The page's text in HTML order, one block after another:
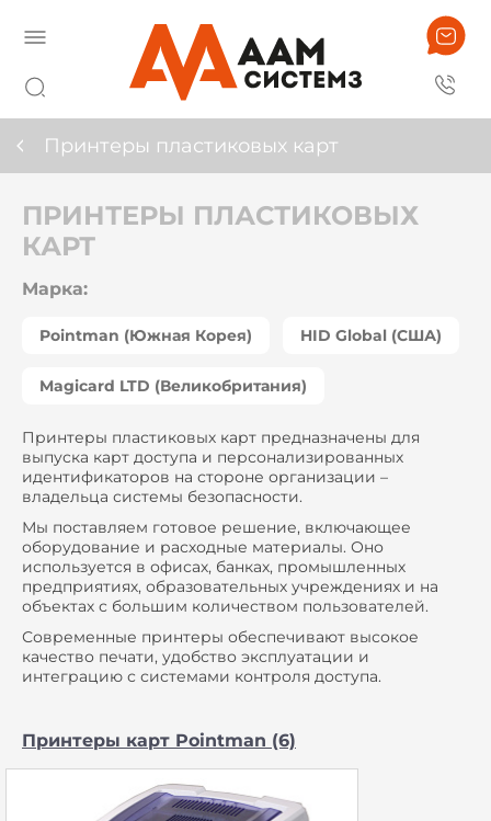
Принтеры пластиковых карт
ПРИНТЕРЫ ПЛАСТИКОВЫХ
КАРТ
Марка:
Pointman (Южная Корея) HID Global (США)
Magicard LTD (Великобритания)
Принтеры пластиковых карт предназначены для
выпуска карт доступа и персонализированных
идентификаторов на стороне организации –
владельца системы безопасности.
Мы поставляем готовое решение, включающее
оборудование и расходные материалы. Оно
используется в офисах, банках, промышленных
предприятиях, образовательных учреждениях и на
объектах с большим количеством пользователей.
Современные принтеры обеспечивают высокое
качество печати, удобство эксплуатации и
интеграцию с системами контроля доступа.
Принтеры карт Pointman (6)